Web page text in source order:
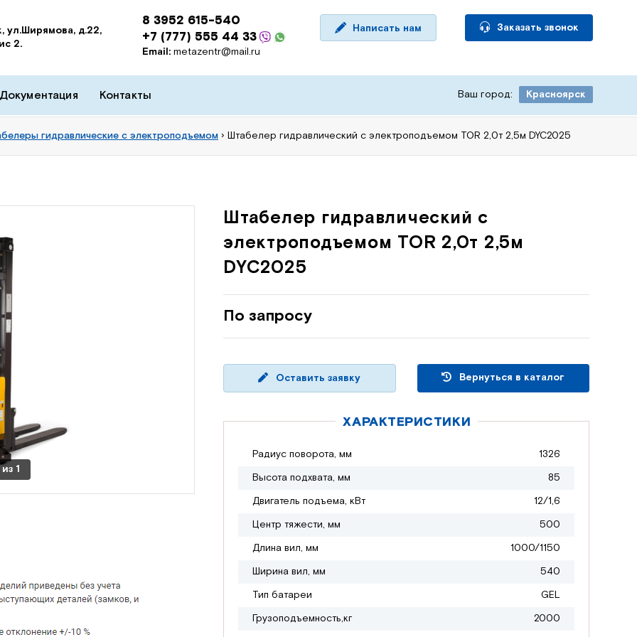
ул.Ширямова, д.22,
2.
8 3952 615-540
+7 (777) 555 44 33
Email: metazentr@mail.ru
Написать нам Заказать звонок
Контакты Ваш город: Красноярск
гидравлические с электроподъемом › Штабелер гидравлический с электроподъемом TOR 2,0т 2,5м DYC2025
1
Штабелер гидравлический с
электроподъемом TOR 2,0т 2,5м
DYC2025
По запросу
Оставить заявку Вернуться в каталог
ХАРАКТЕРИСТИКИ
Радиус поворота, мм
1326
Высота подхвата, мм
85
Двигатель подъема, кВт
12/1,6
Центр тяжести, мм
500
Длина вил, мм
1000/1150
Ширина вил, мм
540
Тип батареи
GEL
Грузоподъемность,кг
2000